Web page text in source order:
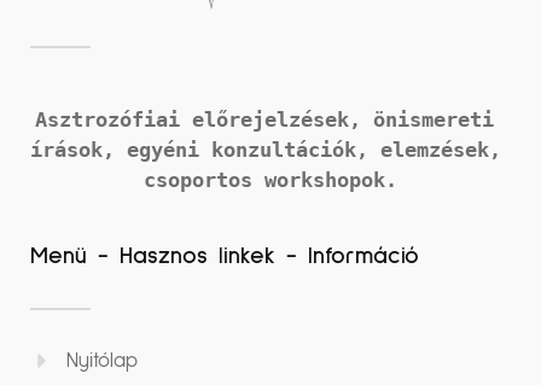
Asztrozófiai előrejelzések, önismereti
írások,
csoportos workshopok.
Menü - Hasznos linkek - Információ
Nyitólap